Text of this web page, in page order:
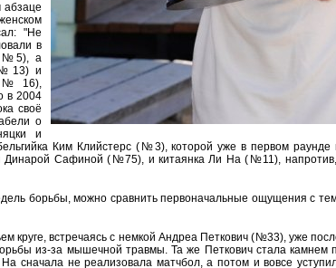
абзаце
"Не
в
(№5), а
и
(№16),
в 2004
своё
о
и
Ким Клийстерс (№3), которой уже в первом раунде
Динарой Сафиной (№75), и китаянка Ли На (№11),
борьбы, можно сравнить первоначальные ощущения с
круге, встречаясь с немкой Андреа Петкович (№33), уже
из-за мышечной травмы. Та же Петкович стала камнем
сначала не реализовала матчбол, а потом и вовсе